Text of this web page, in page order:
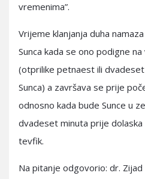
vremenima”.
Vrijeme klanjanja duha
Sunca kada se ono podigne
(otprilike petnaest ili dvadeset
Sunca) a završava se prije
odnosno kada bude Sunce u
dvadeset minuta prije dolaska
tevfik.
Na pitanje odgovorio: dr. Zijad